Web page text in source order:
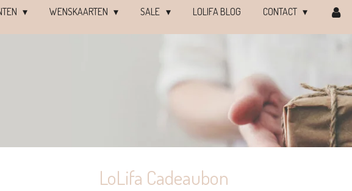
WENSKAARTEN SALE LOLIFA BLOG CONTACT
LoLifa Cadeaubon